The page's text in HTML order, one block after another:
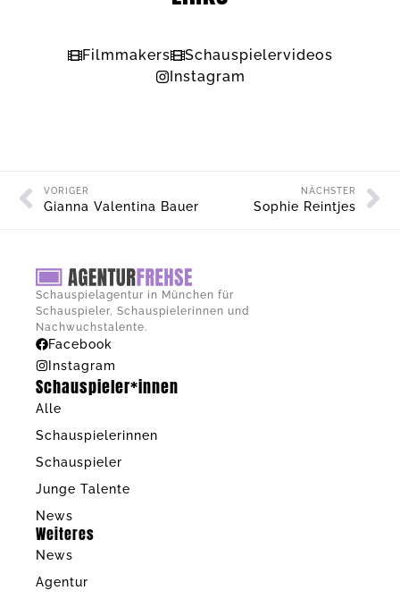
Filmmakers
Schauspielervideos
Instagram
VORIGER
Gianna Valentina Bauer
NÄCHSTER
Sophie Reintjes
Schauspielagentur in München für
Schauspieler, Schauspielerinnen und
Nachwuchstalente.
Facebook
Instagram
Schauspieler*innen
Alle
Schauspielerinnen
Schauspieler
Junge Talente
News
Weiteres
News
Agentur